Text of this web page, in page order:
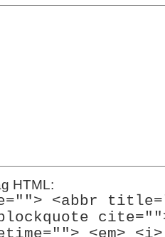
HTML:
<abbr